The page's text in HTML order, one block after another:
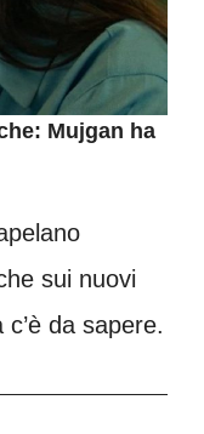
Mujgan ha
sui nuovi
da sapere.